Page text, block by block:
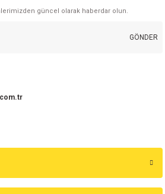
Göndergüncel olarak haberdar olun.
GÖNDER